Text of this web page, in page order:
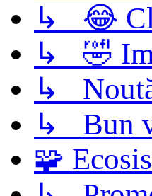
↳ 😂
↳ 🤣
↳
↳ Bun
🧩